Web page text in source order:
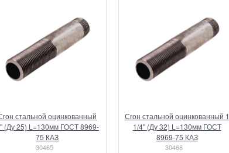
стальной оцинкованный
(Ду 25) L=130мм ГОСТ 8969-
75 КАЗ
30465
Сгон стальной оцинкованный 1
1/4" (Ду 32) L=130мм ГОСТ
8969-75 КАЗ
30466